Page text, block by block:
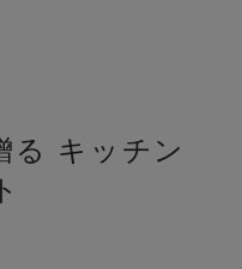
る キッチン